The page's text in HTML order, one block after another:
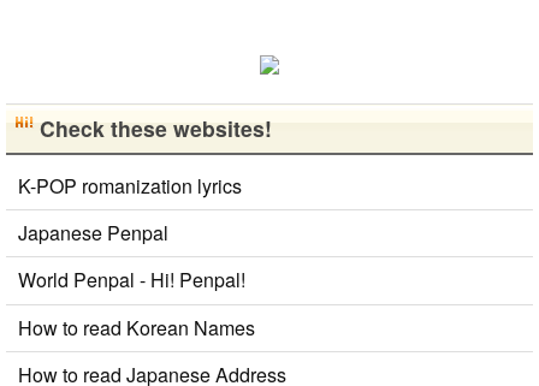
Check these websites!
K-POP romanization lyrics
Japanese Penpal
World Penpal - Hi! Penpal!
How to read Korean Names
How to read Japanese Address